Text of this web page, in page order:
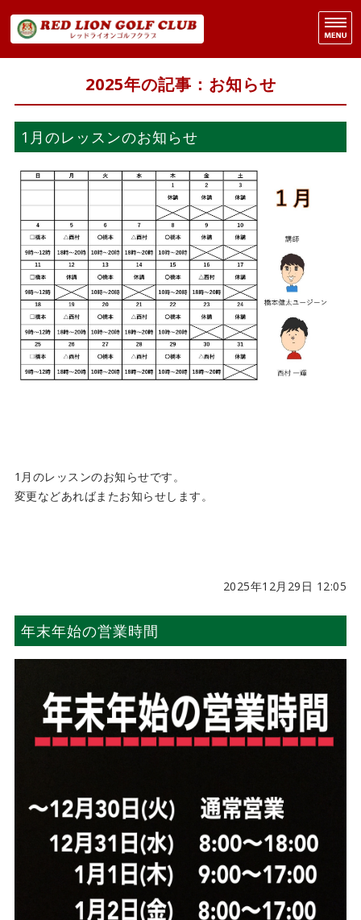
営業案内
レッスン案内
施設概要
委託販売
2025年の記事：お知らせ
1月のレッスンのお知らせ
1月のレッスンのお知らせです。
変更などあればまたお知らせします。
2025年12月29日 12:05
年末年始の営業時間